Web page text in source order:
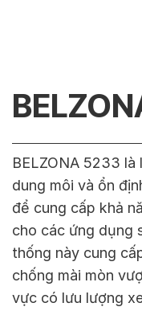
BELZONA 5233
dung môi và ổn
để cung cấp khả
cho các ứng dụng
thống này cung
chống mài mòn
vực có lưu lượng